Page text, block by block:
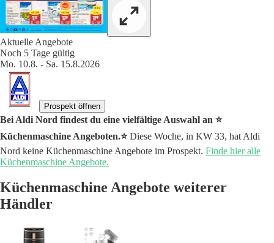
Aktuelle Angebote
Noch 5 Tage gültig
Mo. 10.8. - Sa. 15.8.2026
Prospekt öffnen
Bei Aldi Nord findest du eine vielfältige Auswahl an ⭐️
Küchenmaschine Angeboten.⭐️Diese Woche, in KW 33, hat Aldi
Nord keine Küchenmaschine Angebote im Prospekt. Finde hier alle
Küchenmaschine Angebote.
Küchenmaschine Angebote weiterer
Händler